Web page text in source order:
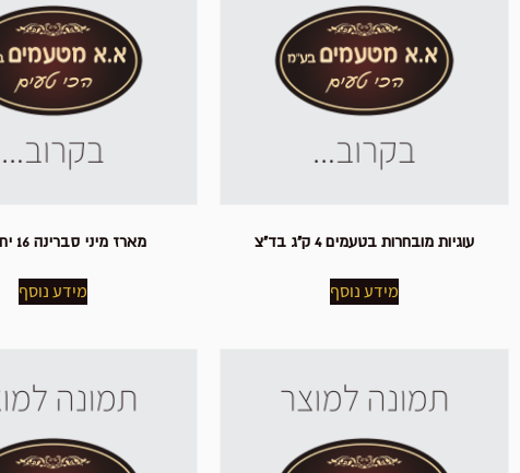
עוגיות מובחרות בטעמים 4 ק"ג בד"צ
מידע נוסף
מארז מיני סברינה 16 יח' פרווה
מידע נוסף